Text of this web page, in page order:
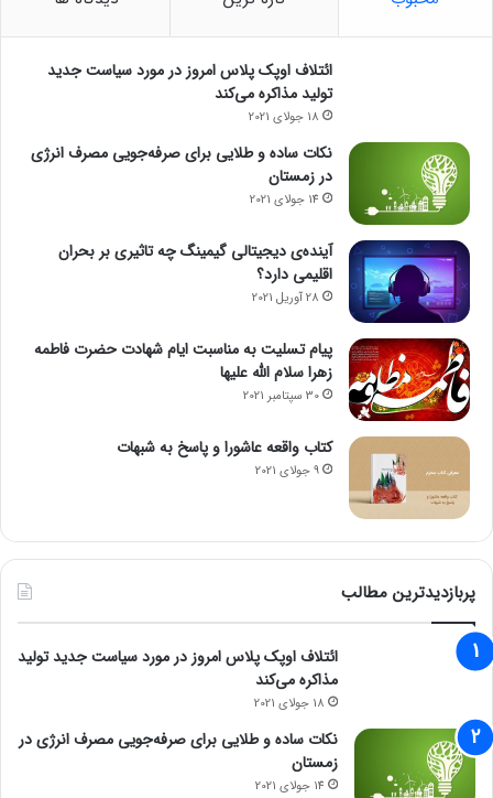
ائتلاف اوپک پلاس امروز در مورد سیاست جدید
تولید مذاکره می‌کند
18 جولای 2021
نکات ساده و طلایی برای صرفه‌جویی مصرف انرژی
در زمستان
14 جولای 2021
آینده‌ی دیجیتالی گیمینگ چه تاثیری بر بحران
اقلیمی دارد؟
28 آوریل 2021
پیام تسلیت به مناسبت ایام شهادت حضرت فاطمه
زهرا سلام الله علیها
30 سپتامبر 2021
کتاب واقعه عاشورا و پاسخ به شبهات
9 جولای 2021
پربازدیدترین مطالب
ائتلاف اوپک پلاس امروز در مورد سیاست جدید تولید
مذاکره می‌کند
18 جولای 2021
نکات ساده و طلایی برای صرفه‌جویی مصرف انرژی در
زمستان
14 جولای 2021